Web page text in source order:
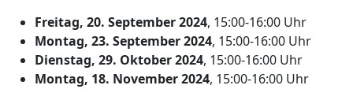
Freitag, 20. September 2024, 15:00-16:00 Uhr
Montag, 23. September 2024, 15:00-16:00 Uhr
Dienstag, 29. Oktober 2024, 15:00-16:00 Uhr
Montag, 18. November 2024, 15:00-16:00 Uhr